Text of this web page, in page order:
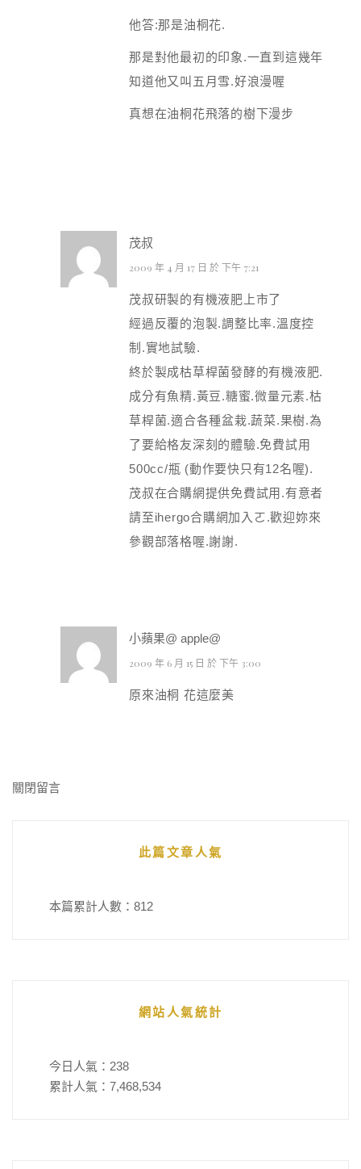
他答:那是油桐花.
那是對他最初的印象.一直到這幾年
知道他又叫五月雪.好浪漫喔
真想在油桐花飛落的樹下漫步
茂叔
2009 年 4 月 17 日 於 下午 7:21
茂叔研製的有機液肥上市了
經過反覆的泡製.調整比率.溫度控
制.實地試驗.
終於製成枯草桿菌發酵的有機液肥.
成分有魚精.黃豆.糖蜜.微量元素.枯
草桿菌.適合各種盆栽.蔬菜.果樹.為
了要給格友深刻的體驗.免費試用
500cc/瓶 (動作要快只有12名喔).
茂叔在合購網提供免費試用.有意者
請至ihergo合購網加入ㄛ.歡迎妳來
參觀部落格喔.謝謝.
小蘋果@ apple@
2009 年 6 月 15 日 於 下午 3:00
原來油桐 花這麼美
關閉留言
此篇文章人氣
本篇累計人數： 812
網站人氣統計
今日人氣： 238
累計人氣： 7,468,534